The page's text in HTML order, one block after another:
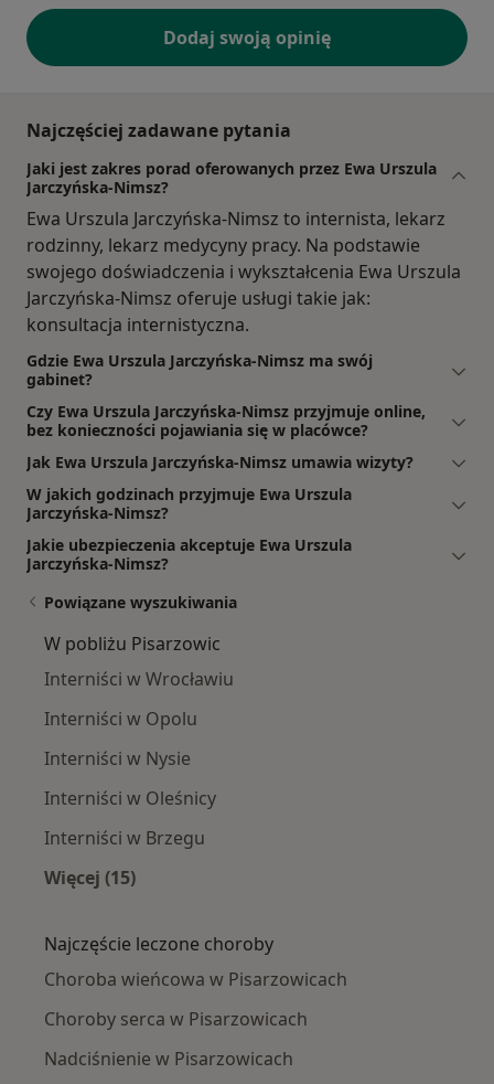
Dodaj swoją opinię
Najczęściej zadawane pytania
Jaki jest zakres porad oferowanych przez Ewa Urszula
Jarczyńska-Nimsz?
Ewa Urszula Jarczyńska-Nimsz to internista, lekarz
rodzinny, lekarz medycyny pracy. Na podstawie
swojego doświadczenia i wykształcenia Ewa Urszula
Jarczyńska-Nimsz oferuje usługi takie jak:
konsultacja internistyczna.
Gdzie Ewa Urszula Jarczyńska-Nimsz ma swój
gabinet?
Czy Ewa Urszula Jarczyńska-Nimsz przyjmuje online,
bez konieczności pojawiania się w placówce?
Jak Ewa Urszula Jarczyńska-Nimsz umawia wizyty?
W jakich godzinach przyjmuje Ewa Urszula
Jarczyńska-Nimsz?
Jakie ubezpieczenia akceptuje Ewa Urszula
Jarczyńska-Nimsz?
Powiązane wyszukiwania
W pobliżu Pisarzowic
Interniści w Wrocławiu
Interniści w Opolu
Interniści w Nysie
Interniści w Oleśnicy
Interniści w Brzegu
Więcej (15)
Najczęście leczone choroby
Choroba wieńcowa w Pisarzowicach
Choroby serca w Pisarzowicach
Nadciśnienie w Pisarzowicach